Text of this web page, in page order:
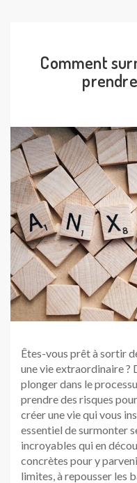
Comment
Êtes-vous prêt à sortir
une vie extraordinaire ?
plonger dans le
prendre des risques
créer une vie qui vous
essentiel de surmonter
incroyables qui en
concrètes pour y
limites, à repousser les